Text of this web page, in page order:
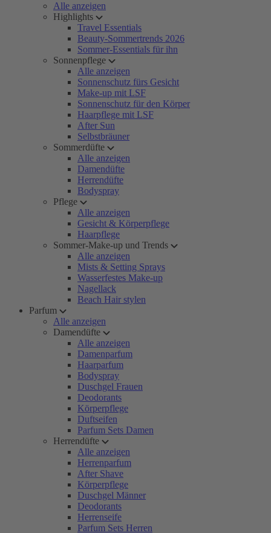
Alle anzeigen
Highlights
Travel Essentials
Beauty-Sommertrends 2026
Sommer-Essentials für ihn
Sonnenpflege
Alle anzeigen
Sonnenschutz fürs Gesicht
Make-up mit LSF
Sonnenschutz für den Körper
Haarpflege mit LSF
After Sun
Selbstbräuner
Sommerdüfte
Alle anzeigen
Damendüfte
Herrendüfte
Bodyspray
Pflege
Alle anzeigen
Gesicht & Körperpflege
Haarpflege
Sommer-Make-up und Trends
Alle anzeigen
Mists & Setting Sprays
Wasserfestes Make-up
Nagellack
Beach Hair stylen
Parfum
Alle anzeigen
Damendüfte
Alle anzeigen
Damenparfum
Haarparfum
Bodyspray
Duschgel Frauen
Deodorants
Körperpflege
Duftseifen
Parfum Sets Damen
Herrendüfte
Alle anzeigen
Herrenparfum
After Shave
Körperpflege
Duschgel Männer
Deodorants
Herrenseife
Parfum Sets Herren